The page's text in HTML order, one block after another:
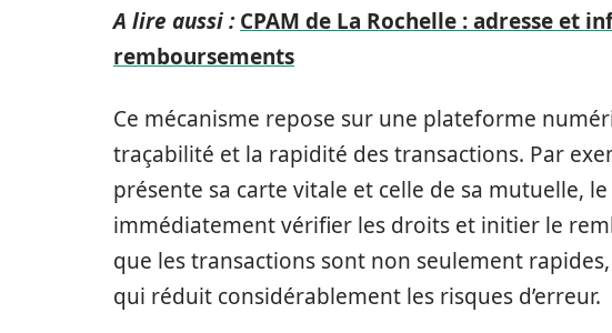
A lire aussi : CPAM de La Rochelle : adresse et
remboursements
Ce mécanisme repose sur une plateforme
traçabilité et la rapidité des transactions. Par
présente sa carte vitale et celle de sa mutuelle,
immédiatement vérifier les droits et initier le
que les transactions sont non seulement
qui réduit considérablement les risques d’erreur.